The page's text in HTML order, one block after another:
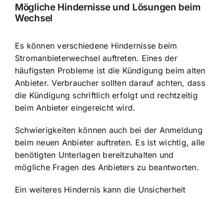
Mögliche Hindernisse und Lösungen beim
Wechsel
Es können verschiedene Hindernisse beim
Stromanbieterwechsel auftreten. Eines der
häufigsten Probleme ist die Kündigung beim alten
Anbieter. Verbraucher sollten darauf achten, dass
die Kündigung schriftlich erfolgt und rechtzeitig
beim Anbieter eingereicht wird.
Schwierigkeiten können auch bei der Anmeldung
beim neuen Anbieter auftreten. Es ist wichtig, alle
benötigten Unterlagen bereitzuhalten und
mögliche Fragen des Anbieters zu beantworten.
Ein weiteres Hindernis kann die Unsicherheit